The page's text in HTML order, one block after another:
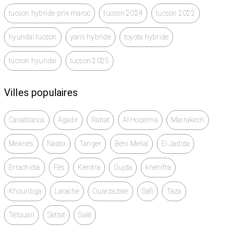
tucson hybride prix maroc tucson 2024 tucson 2022
hyundai tucson yaris hybride toyota hybride
tucson hyundai tucson 2025
Villes populaires
Casablanca Agadir Rabat Al Hoceïma Marrakech
Meknès Nador Tanger Béni Mellal El Jadida
Errachidia Fès Kénitra Oujda khénifra
Khouribga Larache Ouarzazate Safi Taza
Tétouan Settat Salé